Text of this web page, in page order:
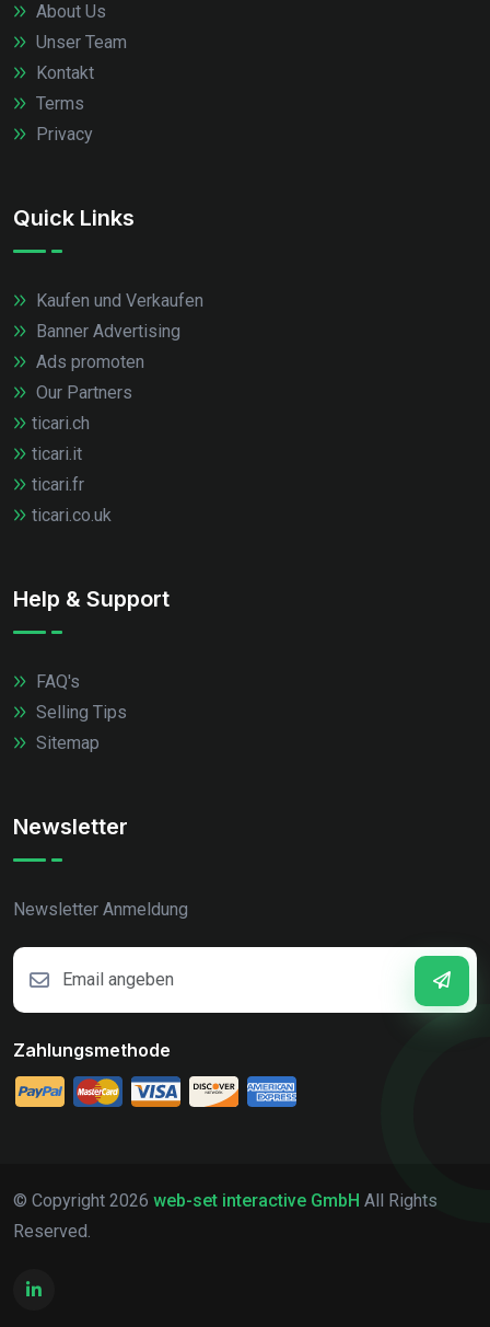
About Us
Unser Team
Kontakt
Terms
Privacy
Quick Links
Kaufen und Verkaufen
Banner Advertising
Ads promoten
Our Partners
ticari.ch
ticari.it
ticari.fr
ticari.co.uk
Help & Support
FAQ's
Selling Tips
Sitemap
Newsletter
Newsletter Anmeldung
Zahlungsmethode
© Copyright 2026 web-set interactive GmbH All Rights
Reserved.